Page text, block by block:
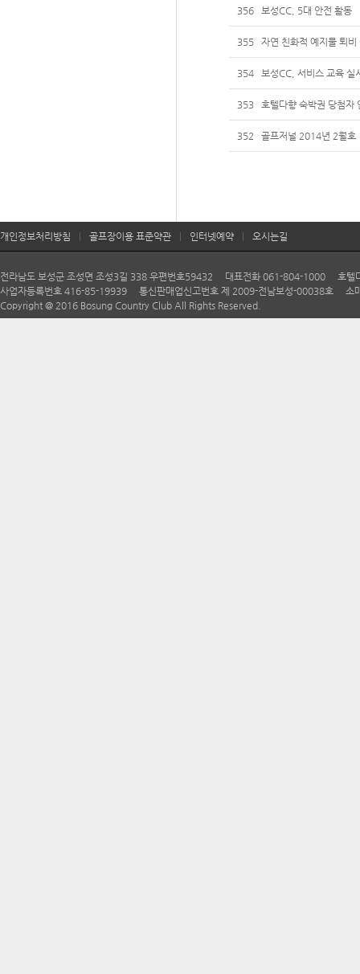
356 보성CC, 5대 안전 활동
355 자연 친화적 예지물 퇴비
354 보성CC, 서비스 교육 실
353 호텔다향 숙박권 당첨자
352 골프저널 2014년 2월호
개인정보처리방침 골프장이용 표준약관 인터넷예약 오시는길
전라남도 보성군 조성면 조성3길 338 우편번호59432 대표전화 061-804-1000
사업자등록번호 416-85-19939 통신판매업신고번호 제 2009-전남보성-00038호 소
Copyright @ 2016 Bosung Country Club All Rights Reserved.